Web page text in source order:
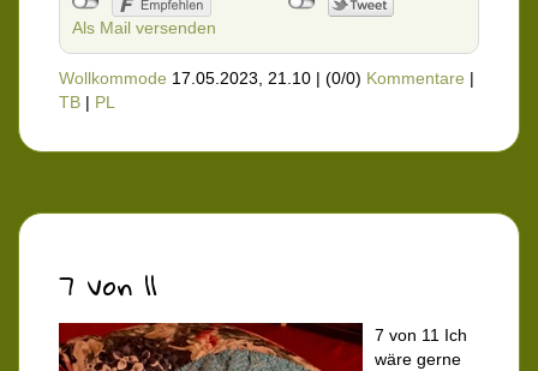
Als Mail versenden
Wollkommode 17.05.2023, 21.10 | (0/0) Kommentare |
TB | PL
7 von 11
7 von 11 Ich
wäre gerne